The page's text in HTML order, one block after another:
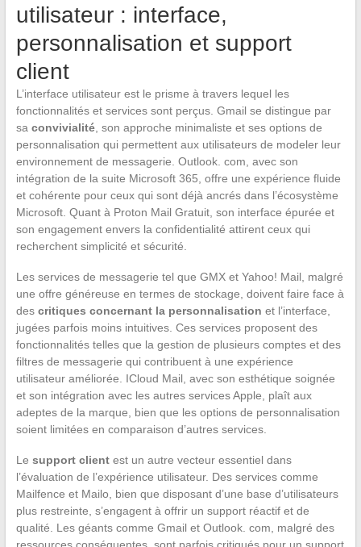
utilisateur : interface,
personnalisation et support
client
L’interface utilisateur est le prisme à travers lequel les
fonctionnalités et services sont perçus. Gmail se distingue par
sa convivialité, son approche minimaliste et ses options de
personnalisation qui permettent aux utilisateurs de modeler leur
environnement de messagerie. Outlook. com, avec son
intégration de la suite Microsoft 365, offre une expérience fluide
et cohérente pour ceux qui sont déjà ancrés dans l’écosystème
Microsoft. Quant à Proton Mail Gratuit, son interface épurée et
son engagement envers la confidentialité attirent ceux qui
recherchent simplicité et sécurité.
Les services de messagerie tel que GMX et Yahoo! Mail, malgré
une offre généreuse en termes de stockage, doivent faire face à
des critiques concernant la personnalisation et l’interface,
jugées parfois moins intuitives. Ces services proposent des
fonctionnalités telles que la gestion de plusieurs comptes et des
filtres de messagerie qui contribuent à une expérience
utilisateur améliorée. ICloud Mail, avec son esthétique soignée
et son intégration avec les autres services Apple, plaît aux
adeptes de la marque, bien que les options de personnalisation
soient limitées en comparaison d’autres services.
Le support clientest un autre vecteur essentiel dans
l’évaluation de l’expérience utilisateur. Des services comme
Mailfence et Mailo, bien que disposant d’une base d’utilisateurs
plus restreinte, s’engagent à offrir un support réactif et de
qualité. Les géants comme Gmail et Outlook. com, malgré des
ressources conséquentes, sont parfois critiqués pour un support